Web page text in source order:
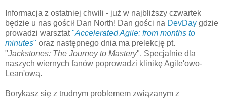
Informacja z ostatniej chwili - już w najbliższy czwartek
będzie u nas gościł Dan North! Dan gości na DevDay gdzie
prowadzi warsztat"Accelerated Agile: from months to
minutes" oraz następnego dnia ma prelekcję pt.
"Jackstones: The Journey to Mastery". Specjalnie dla
naszych wiernych fanów poprowadzi klinikę Agile'owo-
Lean'ową.
Borykasz się z trudnym problemem związanym z